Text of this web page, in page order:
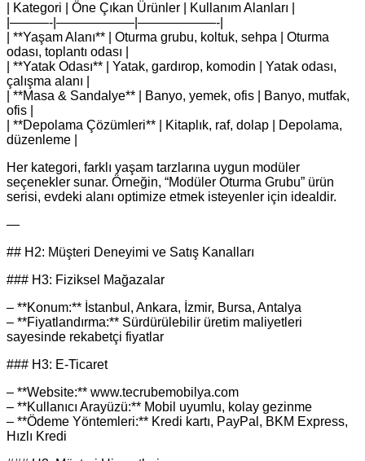
| Kategori | Öne Çıkan Ürünler | Kullanım Alanları |
|———-|——————|——————-|
| **Yaşam Alanı** | Oturma grubu, koltuk, sehpa | Oturma
odası, toplantı odası |
| **Yatak Odası** | Yatak, gardırop, komodin | Yatak odası,
çalışma alanı |
| **Masa & Sandalye** | Banyo, yemek, ofis | Banyo, mutfak,
ofis |
| **Depolama Çözümleri** | Kitaplık, raf, dolap | Depolama,
düzenleme |
Her kategori, farklı yaşam tarzlarına uygun modüler
seçenekler sunar. Örneğin, “Modüler Oturma Grubu” ürün
serisi, evdeki alanı optimize etmek isteyenler için idealdir.
—
## H2: Müşteri Deneyimi ve Satış Kanalları
### H3: Fiziksel Mağazalar
– **Konum:** İstanbul, Ankara, İzmir, Bursa, Antalya
– **Fiyatlandırma:** Sürdürülebilir üretim maliyetleri
sayesinde rekabetçi fiyatlar
### H3: E-Ticaret
– **Website:** www.tecrubemobilya.com
– **Kullanıcı Arayüzü:** Mobil uyumlu, kolay gezinme
– **Ödeme Yöntemleri:** Kredi kartı, PayPal, BKM Express,
Hızlı Kredi